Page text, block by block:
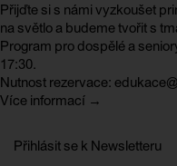
Přijďte si s námi vyzkoušet
na světlo a budeme tvořit s
Program pro dospělé a
17:30.
Nutnost rezervace:
Více informací →
Přihlásit se k Newsletteru